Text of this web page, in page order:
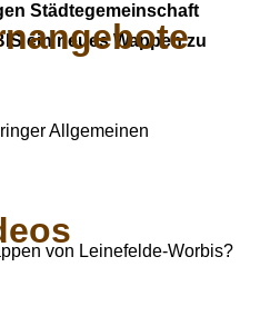
Städtegemeinschaft
ein neues Wappen zu
Allgemeinen
von Leinefelde-Worbis?